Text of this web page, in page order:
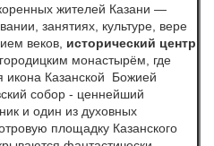
жителей Казани —
занятиях, культуре, вере
веков, исторический центр
монастырём, где
икона Казанской Божией
собор - ценнейший
и один из духовных
площадку Казанского